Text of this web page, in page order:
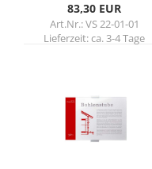
83,30 EUR
Art.Nr.: VS 22-01-01
Lieferzeit:ca. 3-4 Tage